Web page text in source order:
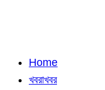
Home
খবরাখবর